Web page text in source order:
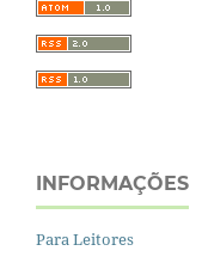
INFORMAÇÕES
Para Leitores